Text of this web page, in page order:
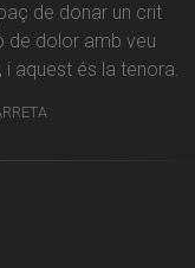
de donar un crit
de dolor amb veu
i aquest és la tenora.